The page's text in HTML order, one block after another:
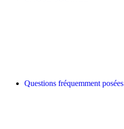
Questions fréquemment posées